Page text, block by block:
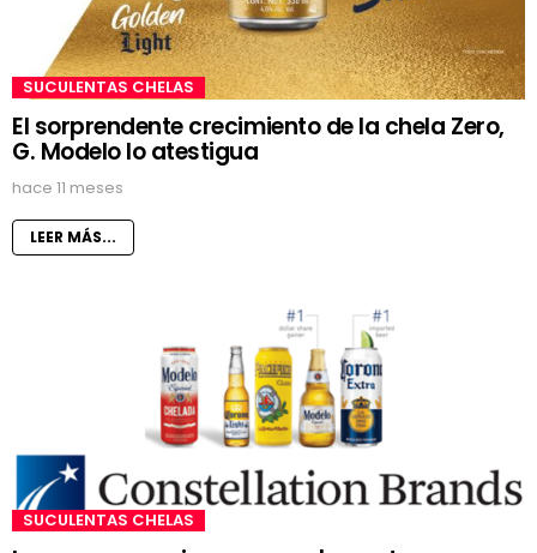
SUCULENTAS CHELAS
El sorprendente crecimiento de la chela Zero,
G. Modelo lo atestigua
hace 11 meses
LEER MÁS...
SUCULENTAS CHELAS